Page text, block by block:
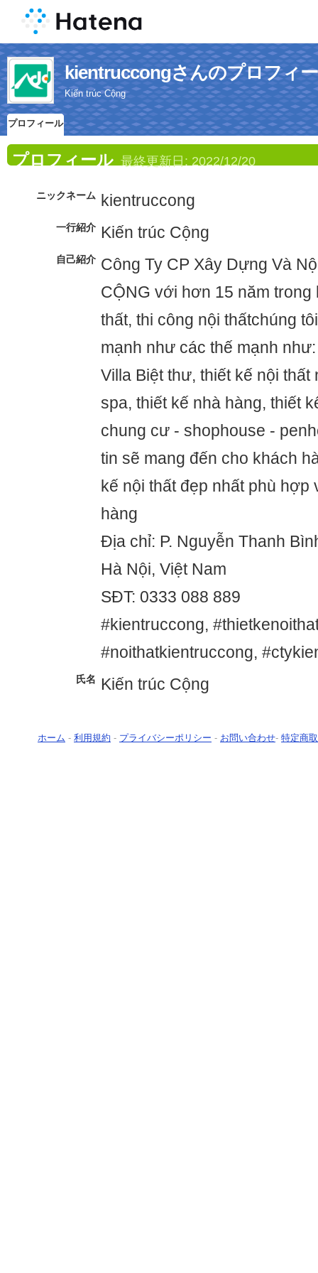
kientruccongさんのプロフィ
Kiến trúc Cộng
プロフィール
プロフィール 最終更新日: 2022/12/20
ニックネーム kientruccong
一行紹介 Kiến trúc Cộng
自己紹介 Công Ty CP Xây Dựng Và
CỘNG với hơn 15 năm
thất, thi công nội thấtchúng
mạnh như các thế mạnh
Villa Biệt thư, thiết kế nội thất
spa, thiết kế nhà hàng, thiết
chung cư - shophouse -
tin sẽ mang đến cho khách
kế nội thất đẹp nhất phù hợp
hàng
Địa chỉ: P. Nguyễn Thanh
Hà Nội, Việt Nam
SĐT: 0333 088 889
#kientruccong,
#noithatkientruccong,
氏名 Kiến trúc Cộng
ホーム - 利用規約 - プライバシーポリシー - お問い合わせ- 特定商